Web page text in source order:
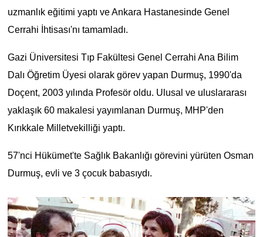
uzmanlık eğitimi yaptı ve Ankara Hastanesinde Genel
Cerrahi İhtisası'nı tamamladı.
Gazi Üniversitesi Tıp Fakültesi Genel Cerrahi Ana Bilim
Dalı Öğretim Üyesi olarak görev yapan Durmuş, 1990'da
Doçent, 2003 yılında Profesör oldu. Ulusal ve uluslararası
yaklaşık 60 makalesi yayımlanan Durmuş, MHP'den
Kırıkkale Milletvekilliği yaptı.
57'nci Hükümet'te Sağlık Bakanlığı görevini yürüten Osman
Durmuş, evli ve 3 çocuk babasıydı.